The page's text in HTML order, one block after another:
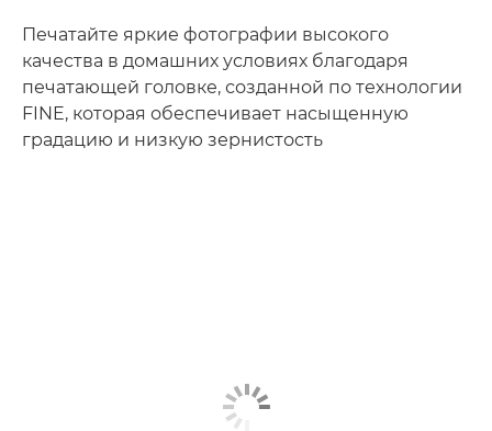
Печатайте яркие фотографии высокого
качества в домашних условиях благодаря
печатающей головке, созданной по технологии
FINE, которая обеспечивает насыщенную
градацию и низкую зернистость